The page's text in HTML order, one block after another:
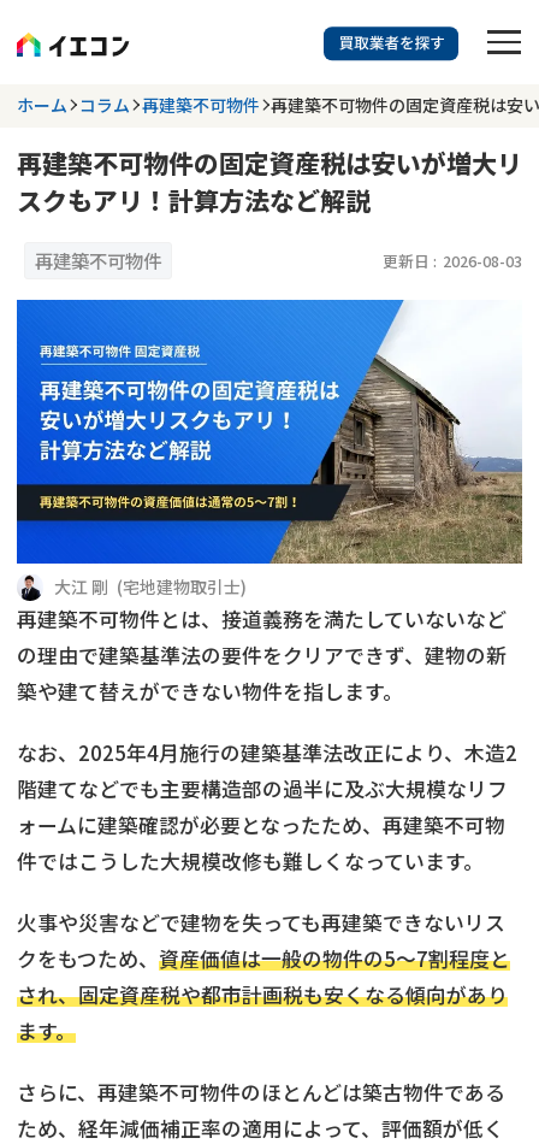
訳あり物件に強い業者を探す
都道府県を選択 相談内容を選択
更新日 :2026年07月31日
相談内容で探す
空き家 事故物件
再建築不可 底地
借地
ゴミ屋敷 任意売却
リースバック
不動産コラム
不動産売却 再建築不可物件
共有持分
訳あり不動産 不動産投資
土地売却 不動産相続
借地 不動産リースバック
任意売却 空き家
業者を探す
ホーム コラム 再建築不可物件 再建築不可物件の固定資産税は安
再建築不可物件の固定資産税は安いが増大リ
スクもアリ！計算方法など解説
再建築不可物件 更新日 : 2026-08-03
大江 剛 (宅地建物取引士)
再建築不可物件とは、接道義務を満たしていないなど
の理由で建築基準法の要件をクリアできず、建物の新
築や建て替えができない物件を指します。
なお、2025年4月施行の建築基準法改正により、木造2
階建てなどでも主要構造部の過半に及ぶ大規模なリフ
ォームに建築確認が必要となったため、再建築不可物
件ではこうした大規模改修も難しくなっています。
火事や災害などで建物を失っても再建築できないリス
クをもつため、 資産価値は一般の物件の5～7割程度と
され、固定資産税や都市計画税も安くなる傾向があり
ます。
さらに、再建築不可物件のほとんどは築古物件である
ため、経年減価補正率の適用によって、評価額が低く